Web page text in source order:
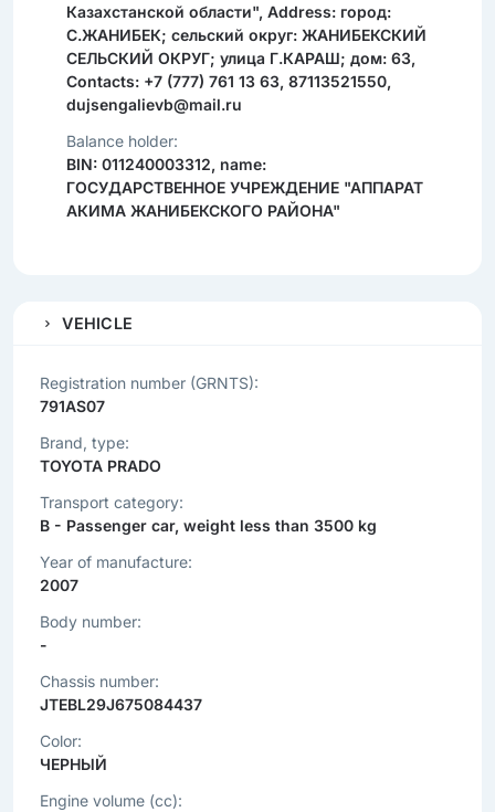
Казахстанской области", Address: город:
С.ЖАНИБЕК; сельский округ: ЖАНИБЕКСКИЙ
СЕЛЬСКИЙ ОКРУГ; улица Г.КАРАШ; дом: 63,
Contacts: +7 (777) 761 13 63, 87113521550,
dujsengalievb@mail.ru
Balance holder:
BIN: 011240003312, name:
ГОСУДАРСТВЕННОЕ УЧРЕЖДЕНИЕ "АППАРАТ
АКИМА ЖАНИБЕКСКОГО РАЙОНА"
VEHICLE
Registration number (GRNTS):
791AS07
Brand, type:
TOYOTA PRADO
Transport category:
B - Passenger car, weight less than 3500 kg
Year of manufacture:
2007
Body number:
-
Chassis number:
JTEBL29J675084437
Color:
ЧЕРНЫЙ
Engine volume (cc):